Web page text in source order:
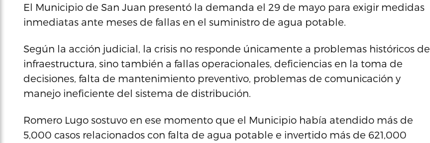
El Municipio de San Juan presentó la demanda el 29 de mayo para exigir medidas
inmediatas ante meses de fallas en el suministro de agua potable.
Según la acción judicial, la crisis no responde únicamente a problemas históricos de
infraestructura, sino también a fallas operacionales, deficiencias en la toma de
decisiones, falta de mantenimiento preventivo, problemas de comunicación y
manejo ineficiente del sistema de distribución.
Romero Lugo sostuvo en ese momento que el Municipio había atendido más de
5,000 casos relacionados con falta de agua potable e invertido más de 621,000